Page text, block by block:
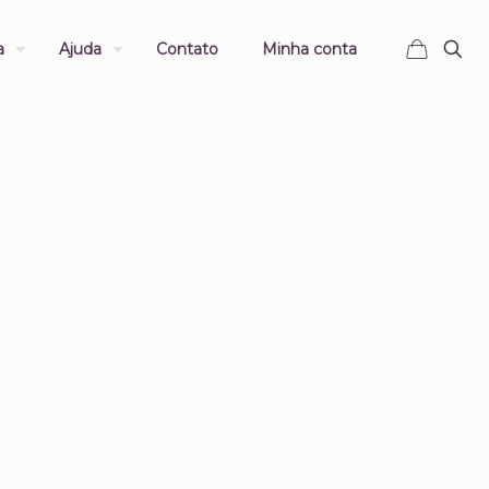
Ajuda Contato Minha conta